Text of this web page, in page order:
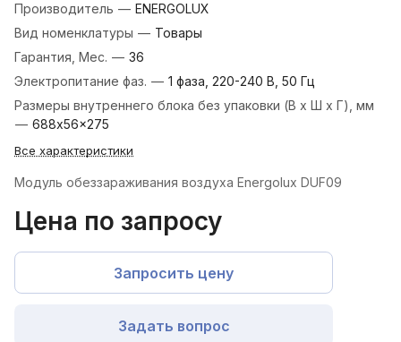
Производитель — ENERGOLUX
Вид номенклатуры — Товары
Гарантия, Мес. — 36
Электропитание фаз. — 1 фаза, 220-240 В, 50 Гц
Размеры внутреннего блока без упаковки (В х Ш х Г), мм
— 688x56x275
Все характеристики
Модуль обеззараживания воздуха Energolux DUF09
Цена по запросу
Запросить цену
Задать вопрос